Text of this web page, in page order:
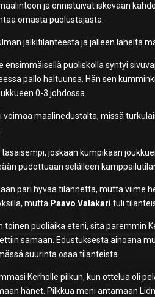
ja onnistuivat iskevään
omasta puolustajasta.
jälkitilanteesta ja jälleen läheltä
ensimmäisellä puoliskolla syntyi
pallo haltuunsa. Hän sen
0-3 johdossa.
voimaa maalinedustalta, missä
tasaisempi, joskaan kumpikaan
pudottuaan selälleen
pari hyvää tilannetta, mutta viime
mutta Paavo Valakari tuli
toinen puoliaika eteni, sitä paremmin
samaan. Edustuksesta ainoana
suurinta osaa tilanteista.
Kerholle pilkun, kun ottelua oli
hänet. Pilkkua meni antamaan